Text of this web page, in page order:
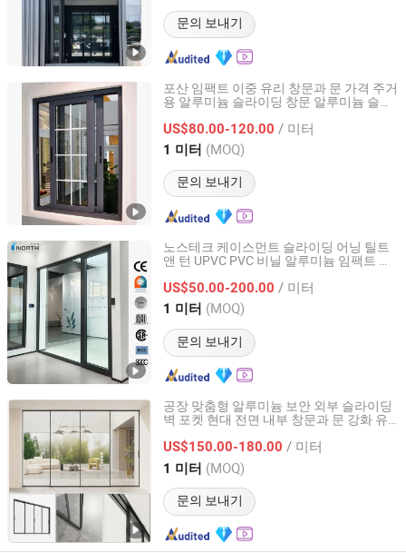
문의 보내기
포산 임팩트 이중 유리 창문과 문 가격 주거
용 알루미늄 슬라이딩 창문 알루미늄 슬라
US$80.00-120.00 / 미터
1 미터 (MOQ)
문의 보내기
Guangzhou Wintong Aluminium Products Co., Ltd.
Guangdong, China 이후 2008
노스테크 케이스먼트 슬라이딩 어닝 틸트
앤 턴 UPVC PVC 비닐 알루미늄 임팩트 창
US$50.00-200.00 / 미터
1 미터 (MOQ)
문의 보내기
Beijing Bright View Windows and Glass Co., Ltd.
Beijing, China 이후 2009
공장 맞춤형 알루미늄 보안 외부 슬라이딩
벽 포켓 현대 전면 내부 창문과 문 강화 유
US$150.00-180.00 / 미터
1 미터 (MOQ)
문의 보내기
Chengdu Shufeng Doors and Windows Co., Ltd.
Sichuan, China 이후 2025